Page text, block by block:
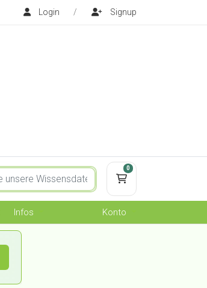
Login / Signup
0
Infos Konto